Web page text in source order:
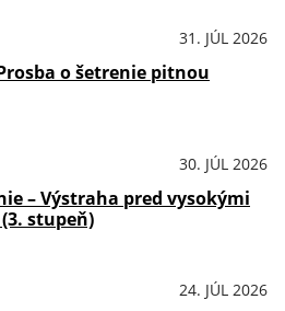
31. JÚL 2026
o šetrenie pitnou
30. JÚL 2026
– Výstraha pred vysokými
stupeň)
24. JÚL 2026